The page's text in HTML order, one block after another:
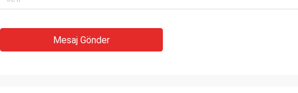
Mesaj Gönder